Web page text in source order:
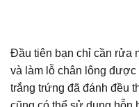
Đầu tiên bạn chỉ cần rửa
và làm lỗ chân lông
trắng trứng đã đánh đều